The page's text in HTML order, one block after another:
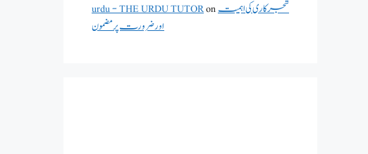
urdu - THE URDU TUTORonشجرکاری کی اہمیت
اور ضرورت پر مضمون